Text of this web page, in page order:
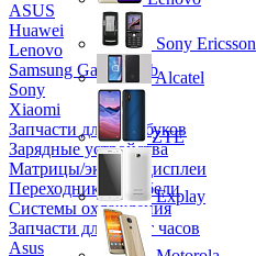
ASUS
Huawei
Lenovo
Samsung Galaxy Tab
Sony
Xiaomi
Запчасти для ноутбуков
Зарядные устройства
Матрицы/экраны/дисплеи
Переходники и кабели
Системы охлаждения
Запчасти для смарт часов
Asus
Sony Ericsson
Alcatel
ZTE
Explay